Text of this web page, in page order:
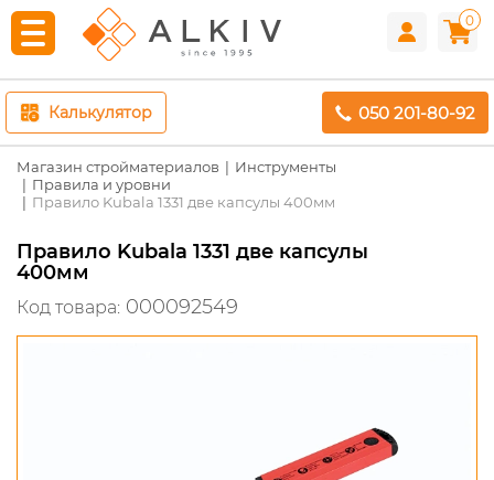
0
Калькулятор 050 201-80-92
Магазин стройматериалов
Инструменты
Правила и уровни
Правило Kubala 1331 две капсулы 400мм
Правило Kubala 1331 две капсулы
400мм
Код товара: 000092549